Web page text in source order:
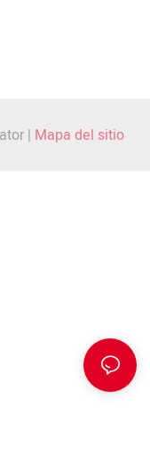
| Mapa del sitio